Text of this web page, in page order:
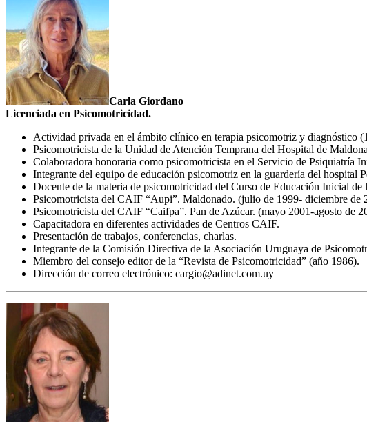
Carla Giordano
Licenciada en Psicomotricidad.
Actividad privada en el ámbito clínico en terapia psicomotriz y diagnóstico
Psicomotricista de la Unidad de Atención Temprana del Hospital de
Colaboradora honoraria como psicomotricista en el Servicio de Psiquiatría
Integrante del equipo de educación psicomotriz en la guardería del hospital
Docente de la materia de psicomotricidad del Curso de Educación Inicial
Psicomotricista del CAIF “Aupi”. Maldonado. (julio de 1999- diciembre de
Psicomotricista del CAIF “Caifpa”. Pan de Azúcar. (mayo 2001-agosto de
Capacitadora en diferentes actividades de Centros CAIF.
Presentación de trabajos, conferencias, charlas.
Integrante de la Comisión Directiva de la Asociación Uruguaya de
Miembro del consejo editor de la “Revista de Psicomotricidad” (año 1986).
Dirección de correo electrónico: cargio@adinet.com.uy